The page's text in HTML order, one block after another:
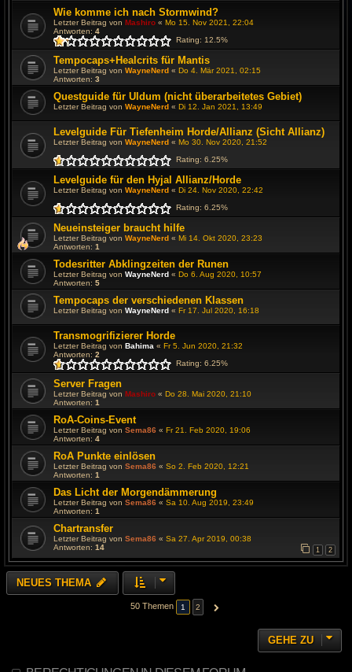
Wie komme ich nach Stormwind?
Letzter Beitrag von Mashiro « Mo 15. Nov 2021, 22:04
Antworten: 4
Rating: 12.5%
Tempocaps+Healcrits für Mantis
Letzter Beitrag von WayneNerd « Do 4. Mär 2021, 02:15
Antworten: 3
Questguide für Uldum (nicht überarbeitetes Gebiet)
Letzter Beitrag von WayneNerd « Di 12. Jan 2021, 13:49
Levelguide Für Tiefenheim Horde/Allianz (Sicht Allianz)
Letzter Beitrag von WayneNerd « Mo 30. Nov 2020, 21:52
Rating: 6.25%
Levelguide für den Hyjal Allianz/Horde
Letzter Beitrag von WayneNerd « Di 24. Nov 2020, 22:42
Rating: 6.25%
Neueinsteiger braucht hilfe
Letzter Beitrag von WayneNerd « Mi 14. Okt 2020, 23:23
Antworten: 1
Todesritter Abklingzeiten der Runen
Letzter Beitrag von WayneNerd « Do 6. Aug 2020, 10:57
Antworten: 5
Tempocaps der verschiedenen Klassen
Letzter Beitrag von WayneNerd « Fr 17. Jul 2020, 16:18
Transmogrifizierer Horde
Letzter Beitrag von Bahima « Fr 5. Jun 2020, 21:32
Antworten: 2
Rating: 6.25%
Server Fragen
Letzter Beitrag von Mashiro « Do 28. Mai 2020, 21:10
Antworten: 1
RoA-Coins-Event
Letzter Beitrag von Sema86 « Fr 21. Feb 2020, 19:06
Antworten: 4
RoA Punkte einlösen
Letzter Beitrag von Sema86 « So 2. Feb 2020, 12:21
Antworten: 1
Das Licht der Morgendämmerung
Letzter Beitrag von Sema86 « Sa 10. Aug 2019, 23:49
Antworten: 1
Chartransfer
Letzter Beitrag von Sema86 « Sa 27. Apr 2019, 00:38
Antworten: 14 1 2
NEUES THEMA
50 Themen 1 2 NÄCHSTE
GEHE ZU